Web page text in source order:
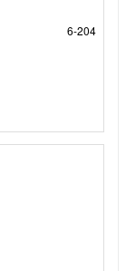
6-204